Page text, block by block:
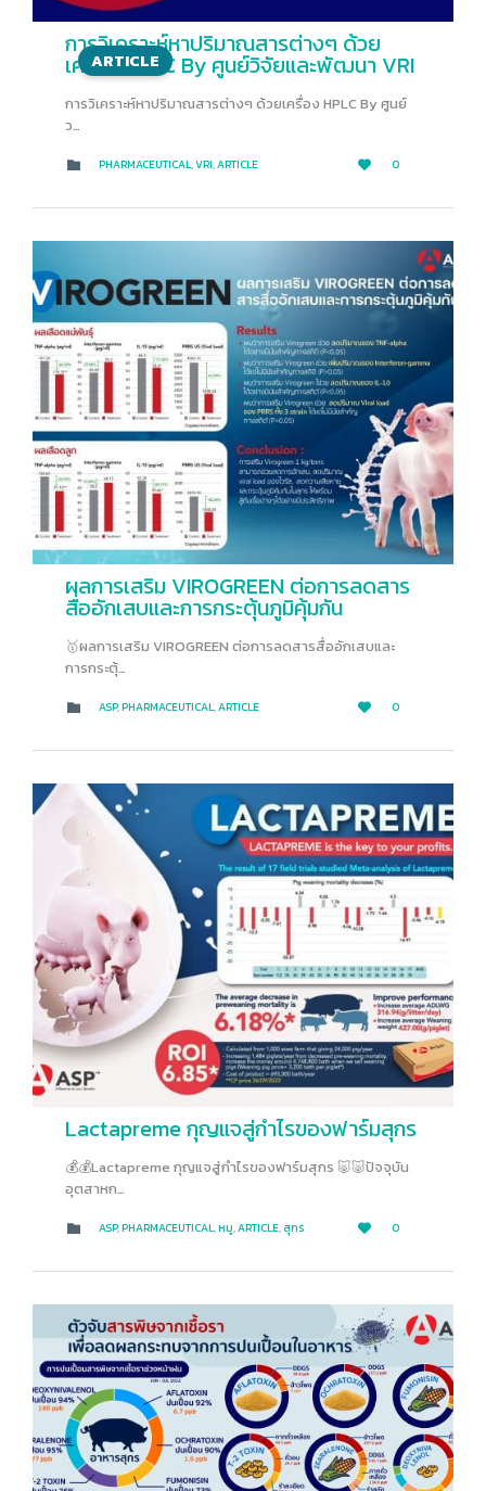
การวิเคราะห์หาปริมาณสารต่างๆ ด้วย
เครื่อง HPLC By ศูนย์วิจัยและพัฒนา VRI
ARTICLE
การวิเคราะห์หาปริมาณสารต่างๆ ด้วยเครื่อง HPLC By ศูนย์
ว…
 CATEGORY
PHARMACEUTICAL,VRI,ARTICLE 
LOVE
IT
0
ผลการเสริม VIROGREEN ต่อการลดสาร
สื่ออักเสบและการกระตุ้นภูมิคุ้มกัน
🥇ผลการเสริม VIROGREEN ต่อการลดสารสื่ออักเสบและ
การกระตุ้…
 CATEGORY
ASP,PHARMACEUTICAL,ARTICLE 
LOVE
IT
0
Lactapreme กุญแจสู่กำไรของฟาร์มสุกร
💰💰Lactapreme กุญแจสู่กำไรของฟาร์มสุกร 🐷🐷ปัจจุบัน
อุตสาหก…
 CATEGORY
ASP,PHARMACEUTICAL,หมู,ARTICLE, สุกร 
LOVE
IT
0